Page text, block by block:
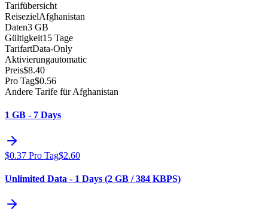
Tarifübersicht
ReisezielAfghanistan
Daten3 GB
Gültigkeit15 Tage
TarifartData-Only
Aktivierungautomatic
Preis$8.40
Pro Tag$0.56
Andere Tarife für Afghanistan
1 GB - 7 Days
$0.37 Pro Tag$2.60
Unlimited Data - 1 Days (2 GB / 384 KBPS)